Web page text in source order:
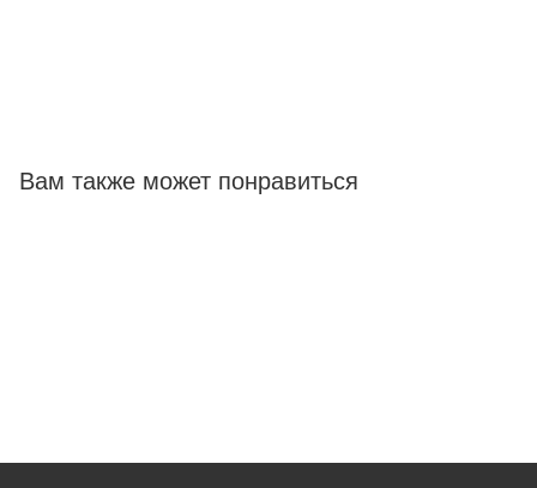
Вам также может понравиться